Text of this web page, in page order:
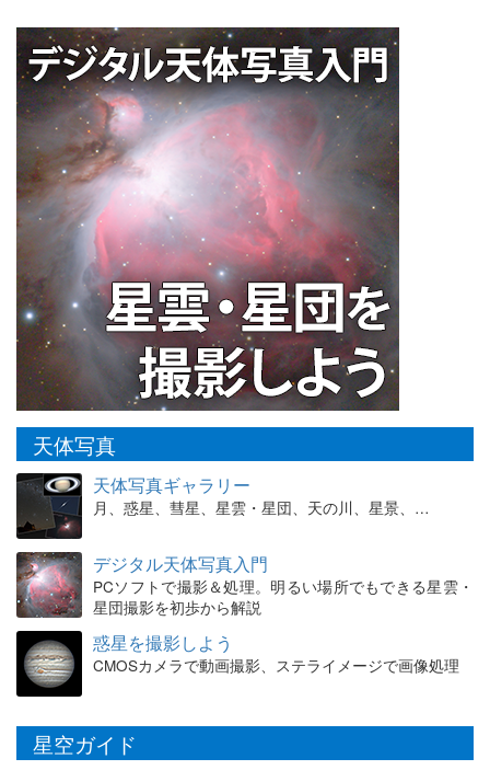
天体写真
天体写真ギャラリー
月、惑星、彗星、星雲・星団、天の川、星景、…
デジタル天体写真入門
PCソフトで撮影＆処理。明るい場所でもできる星雲・
星団撮影を初歩から解説
惑星を撮影しよう
CMOSカメラで動画撮影、ステライメージで画像処理
星空ガイド